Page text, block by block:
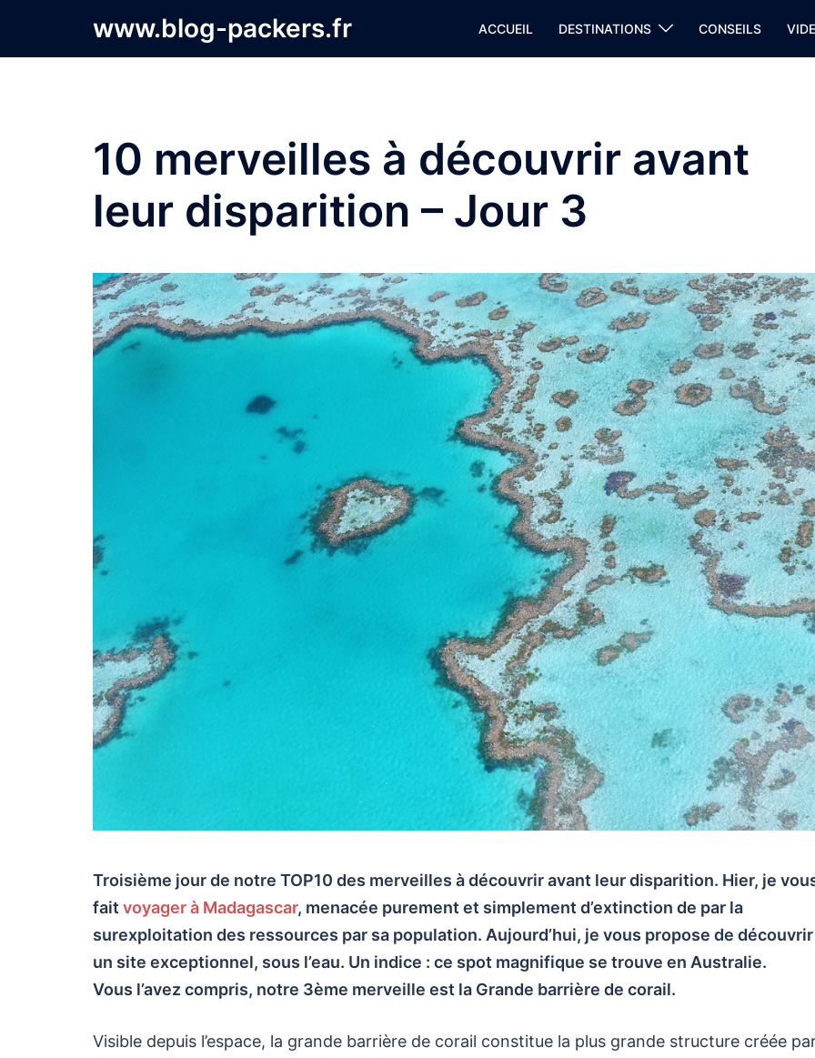
www.blog-packers.fr ACCUEIL DESTINATIONS CONSEILS
10 merveilles à découvrir avant
leur disparition – Jour 3
Troisième jour de notre TOP10 des merveilles à découvrir avant leur disparition. Hier, je
fait voyager à Madagascar, menacée purement et simplement d’extinction de par la
surexploitation des ressources par sa population. Aujourd’hui, je vous propose de découvrir
un site exceptionnel, sous l’eau. Un indice : ce spot magnifique se trouve en Australie.
Vous l’avez compris, notre 3ème merveille est la Grande barrière de corail.
Visible depuis l’espace, la grande barrière de corail constitue la plus grande structure créée